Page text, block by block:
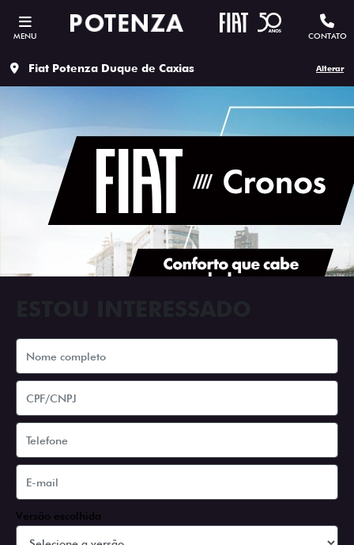
MENU CONTATO
Fiat Potenza Duque de Caxias Alterar
Versão escolhida